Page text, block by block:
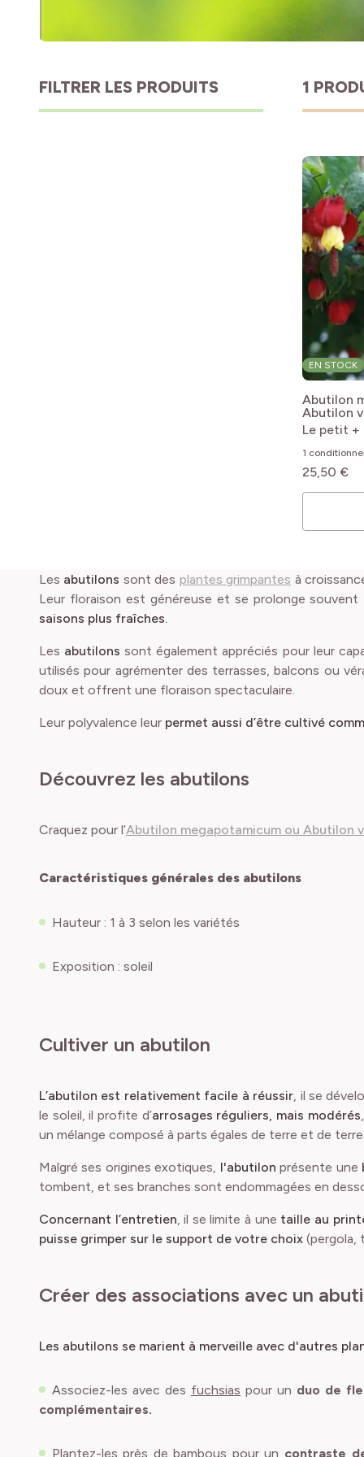
FILTRER LES PRODUITS 1
EN STOCK
Abutilon
Abutilon
Le petit
1
25,50 €
Les abutilons sont des plantes grimpantes à
Leur floraison est généreuse et se prolonge souvent
saisons plus fraîches.
Les abutilons sont également appréciés pour leur
utilisés pour agrémenter des terrasses, balcons ou
doux et offrent une floraison spectaculaire.
Leur polyvalence leur permet aussi d’être cultivé
Découvrez les abutilons
Craquez pour l’Abutilon megapotamicum ou Abutilon
Caractéristiques générales des abutilons
Hauteur : 1 à 3 selon les variétés
Exposition : soleil
Cultiver un abutilon
L’abutilon est relativement facile à réussir, il se
le soleil, il profite d’arrosages réguliers, mais modérés
un mélange composé à parts égales de terre et de
Malgré ses origines exotiques, l'abutilon présente une
tombent, et ses branches sont endommagées en
Concernant l’entretien, il se limite à une taille au
puisse grimper sur le support de votre choix (pergola,
Créer des associations avec un
Les abutilons se marient à merveille avec d'autres
Associez-les avec des fuchsias pour un duo de
complémentaires.
Plantez-les près de bambous pour un contraste